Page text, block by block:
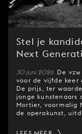
Stel je
Next
30 juni 2026 De
voor de vijfde keer
De prijs, ter
jonge kunstenaars
Mortier, voormalig
de operakunst,